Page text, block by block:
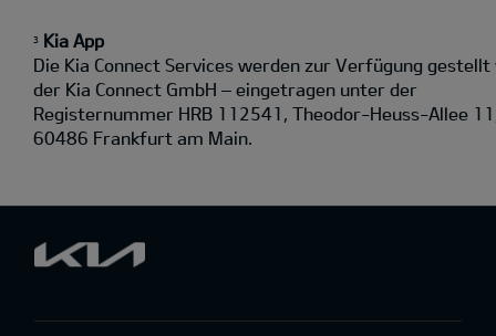
3 Kia App
Die Kia Connect Services werden zur Verfügung gestellt
der Kia Connect GmbH – eingetragen unter der
Registernummer HRB 112541, Theodor-Heuss-Allee
60486 Frankfurt am Main.